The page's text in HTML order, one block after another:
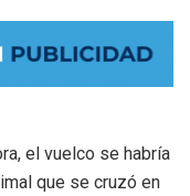
el vuelco se habría
que se cruzó en